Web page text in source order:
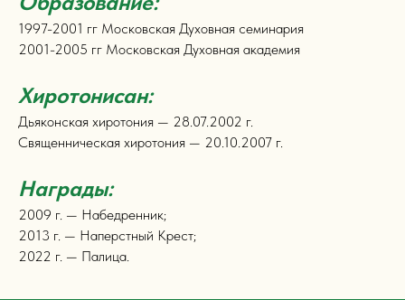
1997-2001 гг Московская Духовная семинария
2001-2005 гг Московская Духовная академия
Хиротонисан:
Дьяконская хиротония — 28.07.2002 г.
Священническая хиротония — 20.10.2007 г.
Награды:
2009 г. — Набедренник;
2013 г. — Наперстный Крест;
2022 г. — Палица.